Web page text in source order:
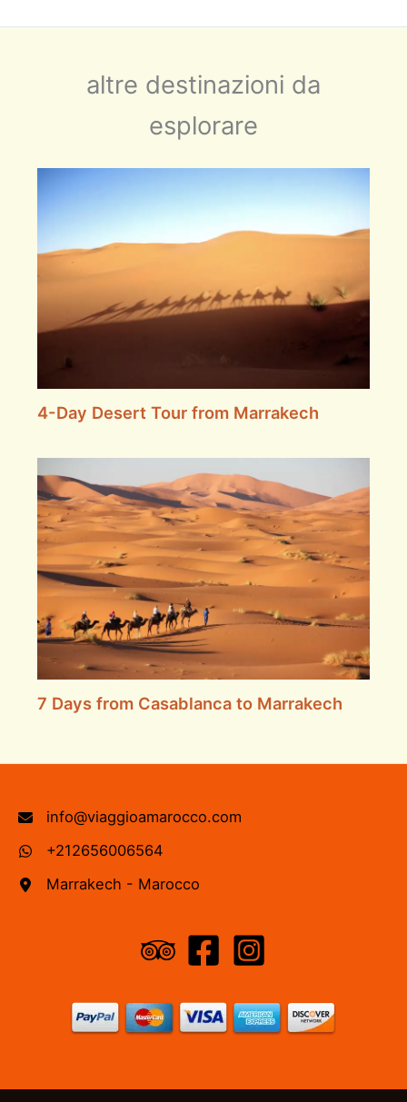
altre destinazioni da
esplorare
4-Day Desert Tour from Marrakech
7 Days from Casablanca to Marrakech
info@viaggioamarocco.com
+212656006564
Marrakech - Marocco